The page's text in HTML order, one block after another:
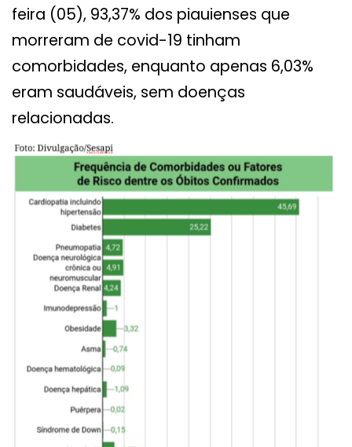
feira (05), 93,37% dos piauienses que
morreram de covid-19 tinham
comorbidades, enquanto apenas 6,03%
eram saudáveis, sem doenças
relacionadas.